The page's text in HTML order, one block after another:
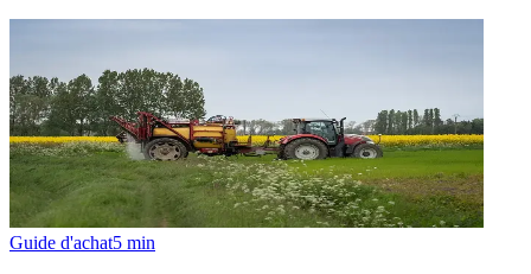
Guide d'achat5 min